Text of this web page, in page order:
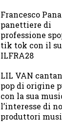
Francesco
panettiere di
professione
tik tok con il
ILFRA28
LIL VAN
pop di origine
con la sua
l’interesse di
produttori